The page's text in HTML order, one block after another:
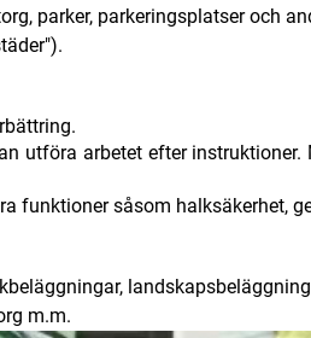
parker, parkeringsplatser och
utföra arbetet efter
funktioner såsom halksäkerhet,
m.m.